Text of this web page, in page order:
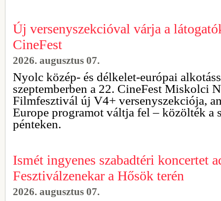
Új versenyszekcióval várja a
CineFest
2026. augusztus 07.
Nyolc közép- és délkelet-európai
szeptemberben a 22. CineFest Miskolci
Filmfesztivál új V4+ versenyszekciója,
Europe programot váltja fel – közölték a
pénteken.
Ismét ingyenes szabadtéri koncertet
Fesztiválzenekar a Hősök terén
2026. augusztus 07.